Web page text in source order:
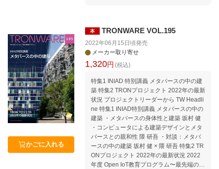
見たコンピュータ業界の動向 Media｜TRO
ucode」の使い方
dline 坂村教授がIEEE Masaru Ibuka Consu
mer Technology Awardを受賞 特集 2022年
公共交通オープンデータの最新状況〜公共
交通オープンデータ協議会 2022年度総
会〜 パーソナルデータを便利で安全に活用
するーーAIoTSが実現するPDSの技術 INIA
D特別講義 コンピュテーショナルデザイン
建築設計におけるデジタルテクノロジーの
これまでとこれから INIAD特別講義 建築プ
ロセスのデジタル化 鹿島スマート生産ビジ
ョンと実現への取り組み 国土交通省バリア
フリー・ナビプロジェクトにおける自動走
行ロボット実証の取り組み 連載：micro:bit
でμT-Kernel 3.0を動かそう 第2回 開発ツー
ルの準備とμT-Kernel 3.0のコンパイル 連
かごに入れる
本 TRONWARE VOL.195
2022年06月15日頃発売
メーカー取り寄せ
1,320円 (税込)
特集1 INIAD 特別講義 メタバースの中の建
築 特集2 TRONプロジェクト 2022年の最新
状況 プロジェクトリーダーから TW Headli
ne 特集1 INIAD特別講義 メタバースの中の
建築 ・メタバースの身体性と建築 坂村 健
・コンピュータによる建築デザインとメタ
バースとの親和性 隈 研吾 ・対談：メタバ
ースの中の建築 坂村 健 × 隈 研吾 特集2 TR
ONプロジェクト 2022年の最新状況 2022
年度 Open IoT教育プログラム〜最先端のIo